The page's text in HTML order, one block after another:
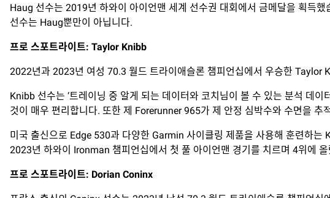
Haug 선수는 2019년 하와이 아이언맨 세계 선수권 대회에서 금메달을 획득
선수는 Haug뿐만이 아닙니다.
프로 스포트라이트: Taylor Knibb
2022년과 2023년 여성 70.3 월드 트라이애슬론 챔피언십에서 우승한 Taylor
Knibb 선수는 ‘트레이닝 중 알게 되는 데이터와 코치님이 볼 수 있는 분석 데
것이 매우 편리합니다. 또한 제 Forerunner 965가 제 안정 심박수와 수면을
미국 출신으로 Edge 530과 다양한 Garmin 사이클링 제품을 사용해 훈련하
2023년 하와이 Ironman 챔피언십에서 첫 풀 아이언맨 경기를 치르며 4위에 올
프로 스포트라이트: Dorian Coninx